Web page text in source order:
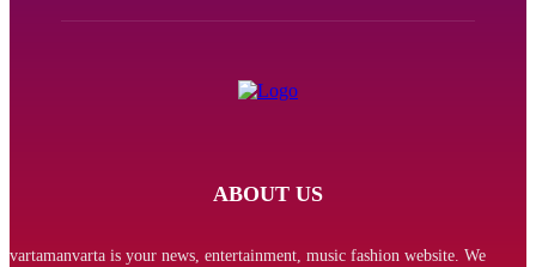
ABOUT US
vartamanvarta is your news, entertainment, music fashion website. We